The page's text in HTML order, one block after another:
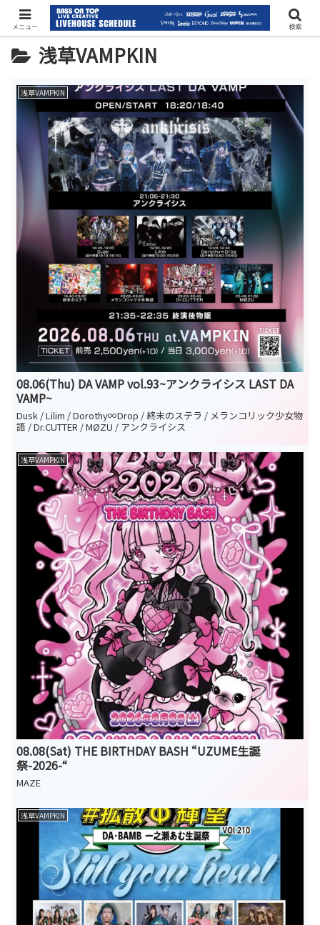
浅草VAMPKIN
浅草VAMPKIN
08.06(Thu) DA VAMP vol.93~アンクライシス LAST DA
VAMP~
Dusk / Lilim / Dorothy∞Drop / 終末のステラ / メランコリック少女物
語 / Dr.CUTTER / MØZU / アンクライシス
浅草VAMPKIN
08.08(Sat) THE BIRTHDAY BASH “UZUME生誕
祭-2026-“
MAZE
浅草VAMPKIN
メニュー 検索